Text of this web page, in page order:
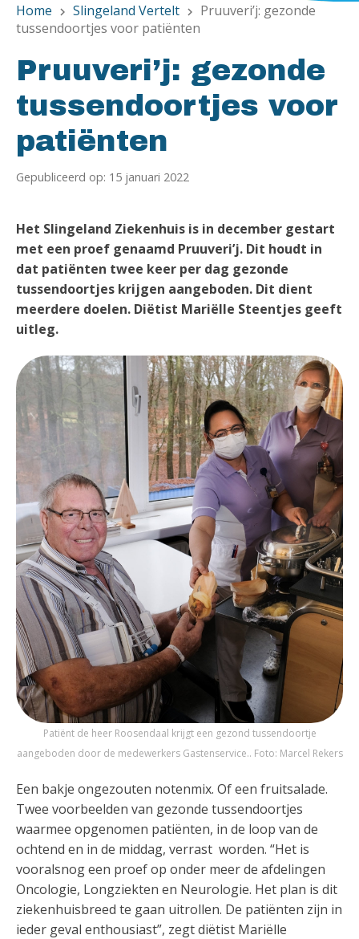
Home chevron_right Slingeland Vertelt chevron_right
Pruuveri’j: gezonde
tussendoortjes voor patiënten
Pruuveri’j: gezonde
tussendoortjes voor
patiënten
Gepubliceerd op: 15 januari 2022
Het Slingeland Ziekenhuis is in december gestart
met een proef genaamd Pruuveri’j. Dit houdt in
dat patiënten twee keer per dag gezonde
tussendoortjes krijgen aangeboden. Dit dient
meerdere doelen. Diëtist Mariëlle Steentjes geeft
uitleg.
Patiënt de heer Roosendaal krijgt een gezond tussendoortje
aangeboden door de medewerkers Gastenservice.. Foto: Marcel Rekers
Een bakje ongezouten notenmix. Of een fruitsalade.
Twee voorbeelden van gezonde tussendoortjes
waarmee opgenomen patiënten, in de loop van de
ochtend en in de middag, verrast worden. “Het is
vooralsnog een proef op onder meer de afdelingen
Oncologie, Longziekten en Neurologie. Het plan is dit
ziekenhuisbreed te gaan uitrollen. De patiënten zijn in
ieder geval enthousiast”, zegt diëtist Mariëlle